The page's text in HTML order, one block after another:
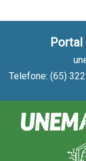
Portal
Telefone: (65)